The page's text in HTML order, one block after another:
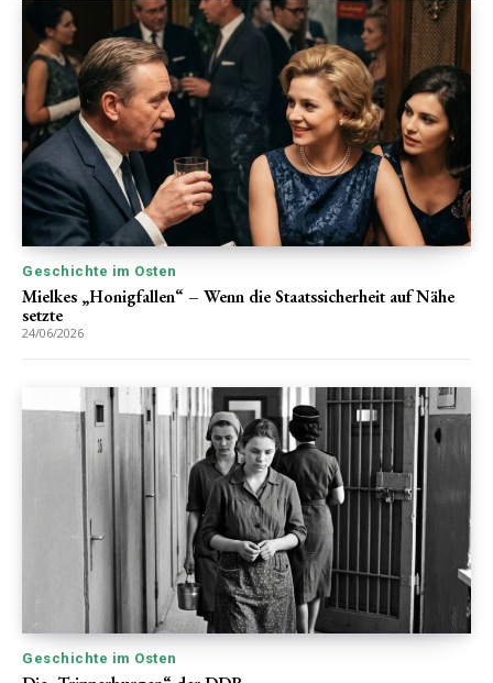
Geschichte im Osten
Mielkes „Honigfallen“ – Wenn die Staatssicherheit auf Nähe
setzte
24/06/2026
Geschichte im Osten